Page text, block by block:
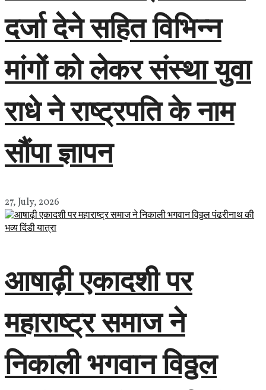
दर्जा देने सहित विभिन्न
मांगों को लेकर संस्था युवा
राधे ने राष्ट्रपति के नाम
सौंपा ज्ञापन
27, July, 2026
आषाढ़ी एकादशी पर
महाराष्ट्र समाज ने
निकाली भगवान विठ्ठल